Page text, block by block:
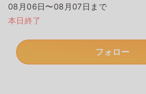
08月06日〜08月07日まで
本日終了
フォロー